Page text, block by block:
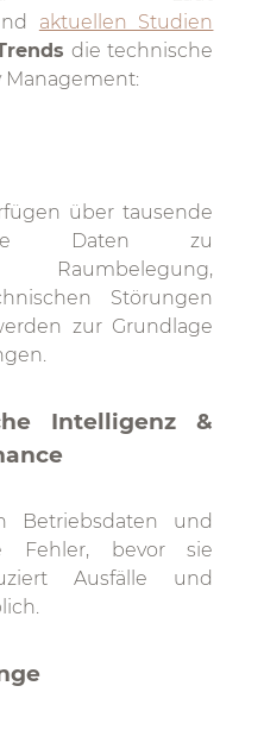
aktuellen Studien
die technische
Management:
über tausende
die Daten zu
Raumbelegung,
Störungen
zur Grundlage
&
Betriebsdaten und
Fehler, bevor sie
Ausfälle und